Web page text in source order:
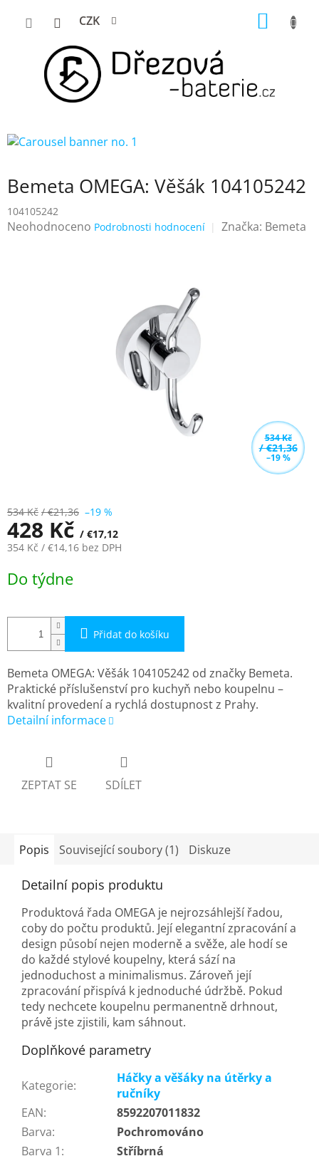
CZK
Bemeta OMEGA: Věšák 104105242
104105242
Průměrné
Neohodnoceno Podrobnosti hodnocení Značka: Bemeta
534 Kč
/ €21,36
–19 %
534 Kč / €21,36 –19 %
428 Kč / €17,12
354 Kč / €14,16 bez DPH
cena:
Do týdne
Přidat do košíku
Bemeta OMEGA: Věšák 104105242 od značky Bemeta.
Praktické příslušenství pro kuchyň nebo koupelnu –
kvalitní provedení a rychlá dostupnost z Prahy.
Detailní informace
ZEPTAT SE SDÍLET
Popis Související soubory (1) Diskuze
Detailní popis produktu
Produktová řada OMEGA je nejrozsáhlejší řadou,
coby do počtu produktů. Její elegantní zpracování a
design působí nejen moderně a svěže, ale hodí se
do každé stylové koupelny, která sází na
jednoduchost a minimalismus. Zároveň její
zpracování přispívá k jednoduché údržbě. Pokud
tedy nechcete koupelnu permanentně drhnout,
právě jste zjistili, kam sáhnout.
Doplňkové parametry
Kategorie:
Háčky a věšáky na útěrky a
ručníky
EAN:
8592207011832
Barva:
Pochromováno
Barva 1:
Stříbrná